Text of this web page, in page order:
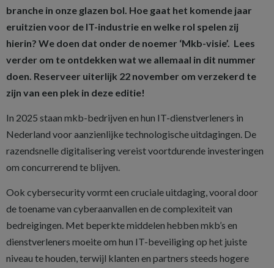
branche in onze glazen bol. Hoe gaat het komende jaar
eruitzien voor de IT-industrie en welke rol spelen zij
hierin? We doen dat onder de noemer ‘Mkb-visie’. Lees
verder om te ontdekken wat we allemaal in dit nummer
doen. Reserveer uiterlijk 22 november om verzekerd te
zijn van een plek in deze editie!
In 2025 staan mkb-bedrijven en hun IT-dienstverleners in
Nederland voor aanzienlijke technologische uitdagingen. De
razendsnelle digitalisering vereist voortdurende investeringen
om concurrerend te blijven.
Ook cybersecurity vormt een cruciale uitdaging, vooral door
de toename van cyberaanvallen en de complexiteit van
bedreigingen. Met beperkte middelen hebben mkb’s en
dienstverleners moeite om hun IT-beveiliging op het juiste
niveau te houden, terwijl klanten en partners steeds hogere